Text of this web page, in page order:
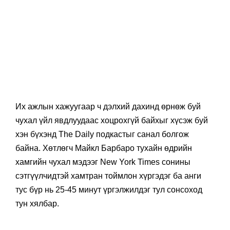
Их ажлын хажуугаар ч дэлхий дахинд өрнөж буй
чухал үйл явдлуудаас хоцрохгүй байхыг хүсэж буй
хэн бүхэнд The Daily подкастыг санал болгож
байна. Хөтлөгч Майкл Барбаро тухайн өдрийн
хамгийн чухал мэдээг New York Times сонины
сэтгүүлчидтэй хамтран тоймлон хүргэдэг ба анги
тус бүр нь 25-45 минут үргэлжилдэг тул сонсоход
тун хялбар.